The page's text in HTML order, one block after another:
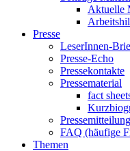
Aktuelle
Presse
LeserInnen-
Presse-Echo
Pressekontakte
Pressematerial
fact
FAQ (häufige
Themen